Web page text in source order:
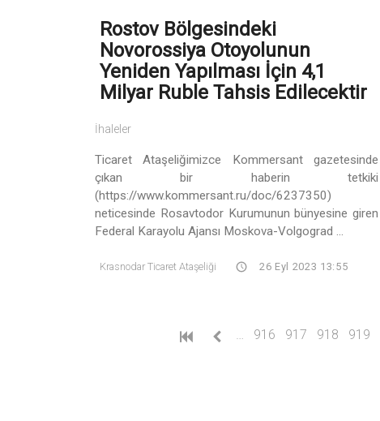
Rostov Bölgesindeki
Novorossiya Otoyolunun
Yeniden Yapılması İçin 4,1
Milyar Ruble Tahsis Edilecektir
İhaleler
Ticaret Ataşeliğimizce Kommersant gazetesinde
çıkan bir haberin tetkiki
(https://www.kommersant.ru/doc/6237350)
neticesinde Rosavtodor Kurumunun bünyesine giren
Federal Karayolu Ajansı Moskova-Volgograd ...
Krasnodar Ticaret Ataşeliği 26 Eyl 2023 13:55
916 917 918 919